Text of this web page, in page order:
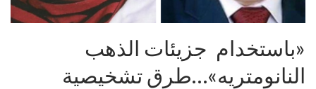
«باستخدام جزيئات الذهب
النانومتريه»…طرق تشخيصية